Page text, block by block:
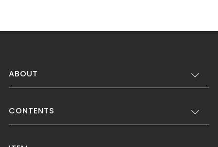
ABOUT
CONTENTS